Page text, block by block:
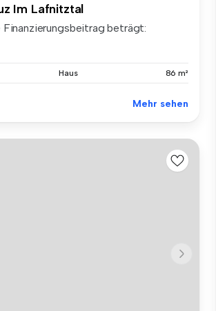
Im Lafnitztal
Finanzierungsbeitrag beträgt:
Haus 86 m²
Mehr sehen